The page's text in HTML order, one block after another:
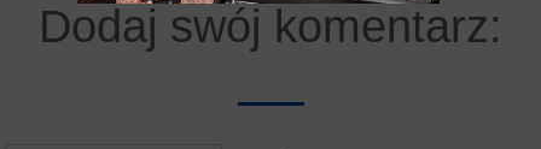
Dodaj swój komentarz: